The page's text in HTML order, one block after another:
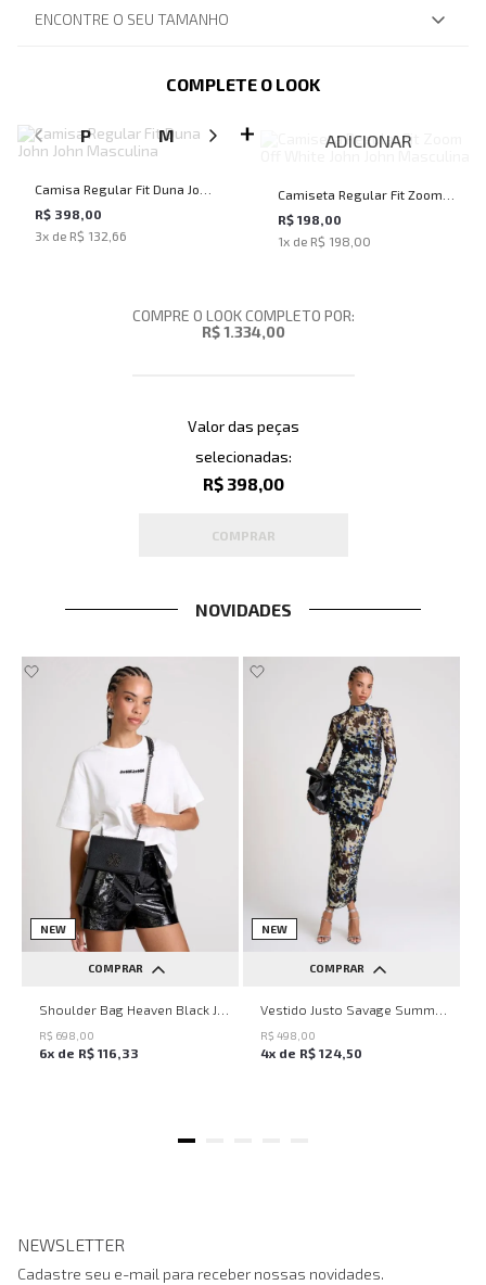
ENCONTRE O SEU TAMANHO
COMPLETE O LOOK
P M G GG
Camisa Regular Fit Duna John
John Masculina
R$ 398,00
3x de R$ 132,66
ADICIONAR
Camiseta Regular Fit Zoom
Off White John John
Masculina
R$ 198,00
1x de R$ 198,00
COMPRE O LOOK COMPLETO POR:
R$ 1.334,00
Valor das peças
selecionadas:
R$ 398,00
COMPRAR
NOVIDADES
NEW
COMPRAR
UN
R$ 698 00
6x de R$ 116 33
NEW
COMPRAR
PP P M G
R$ 498 00
4x de R$ 124 50
NEWSLETTER
Cadastre seu e-mail para receber nossas novidades.